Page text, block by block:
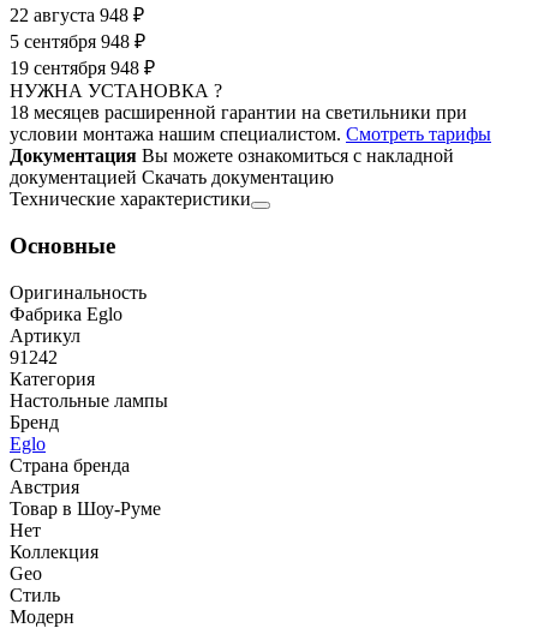
22 августа 948 ₽
5 сентября 948 ₽
19 сентября 948 ₽
НУЖНА УСТАНОВКА ?
18 месяцев расширенной гарантии на светильники при
условии монтажа нашим специалистом. Смотреть тарифы
Документация Вы можете ознакомиться с накладной
документацией Скачать документацию
Технические характеристики
Основные
Оригинальность
Фабрика Eglo
Артикул
91242
Категория
Настольные лампы
Бренд
Eglo
Страна бренда
Австрия
Товар в Шоу-Руме
Нет
Коллекция
Geo
Стиль
Модерн